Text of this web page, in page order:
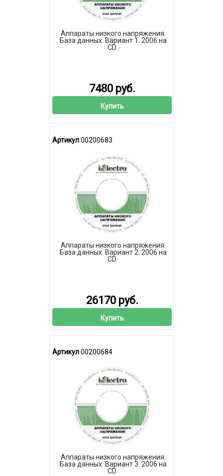
Аппараты низкого напряжения.
База данных. Вариант 1. 2006 на
CD
7480 руб.
Купить
Артикул00200683
Аппараты низкого напряжения.
База данных. Вариант 2. 2006 на
CD
26170 руб.
Купить
Артикул00200684
Аппараты низкого напряжения.
База данных. Вариант 3. 2006 на
CD